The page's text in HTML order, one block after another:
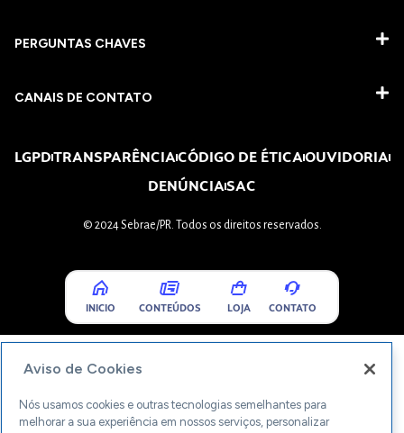
PERGUNTAS CHAVES​
CANAIS DE CONTATO
LGPDTRANSPARÊNCIACÓDIGO DE ÉTICAOUVIDORIA
DENÚNCIASAC
© 2024 Sebrae/PR. Todos os direitos reservados.
INICIO CONTEÚDOS LOJA CONTATO
Aviso de Cookies
Nós usamos cookies e outras tecnologias semelhantes para
melhorar a sua experiência em nossos serviços, personalizar